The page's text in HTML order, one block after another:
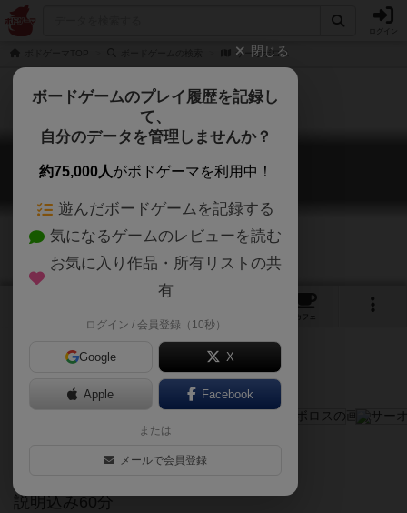
サーオボロス
サーオボロス
SUROBORUOS
カフェ
ゲームマーケット2021秋
説明込み60分
閉じる
ボードゲームのプレイ履歴を記録し
て、
自分のデータを管理しませんか？
約75,000人がボドゲーマを利用中！
遊んだボードゲームを記録する
気になるゲームのレビューを読む
お気に入り作品・所有リストの共
有
ログイン / 会員登録（10秒）
Google X
Apple Facebook
または
メールで会員登録